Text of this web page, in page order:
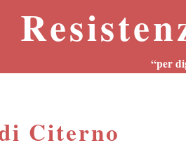
“per
Citerno